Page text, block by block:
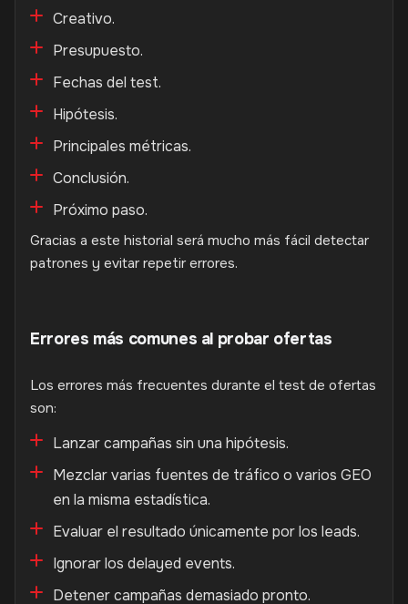
Creativo.
Presupuesto.
Fechas del test.
Hipótesis.
Principales métricas.
Conclusión.
Próximo paso.
Gracias a este historial será mucho más fácil detectar
patrones y evitar repetir errores.
Errores más comunes al probar ofertas
Los errores más frecuentes durante el test de ofertas
son:
Lanzar campañas sin una hipótesis.
Mezclar varias fuentes de tráfico o varios GEO
en la misma estadística.
Evaluar el resultado únicamente por los leads.
Ignorar los delayed events.
Detener campañas demasiado pronto.